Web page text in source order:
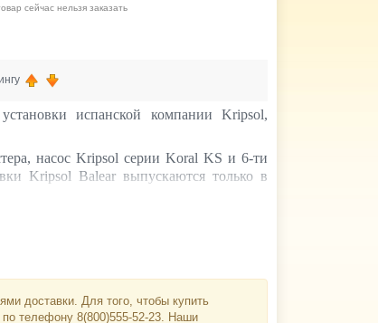
сейчас нельзя заказать
испанской компании Kripsol,
насос Kripsol серии Koral KS и 6-ти
Kripsol Balear выпускаются только в
доставки. Для того, чтобы купить
телефону 8(800)555-52-23. Наши